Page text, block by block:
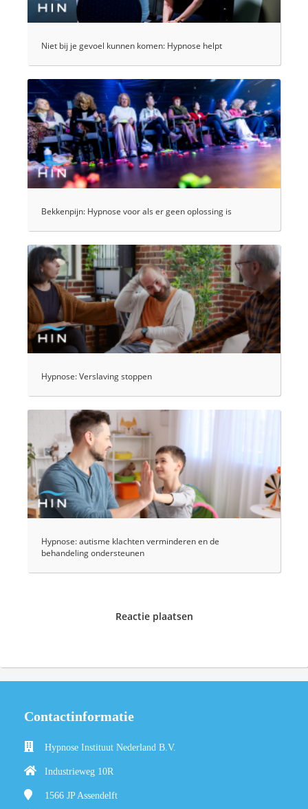
Niet bij je gevoel kunnen komen: Hypnose helpt
Bekkenpijn: Hypnose voor als er geen oplossing is
Hypnose: Verslaving stoppen
Hypnose: autisme klachten verminderen en de
behandeling ondersteunen
Reactie plaatsen
Contactinformatie
Hypnose Instituut Nederland B.V.
Industrieweg 10R
1566 JP Assendelft